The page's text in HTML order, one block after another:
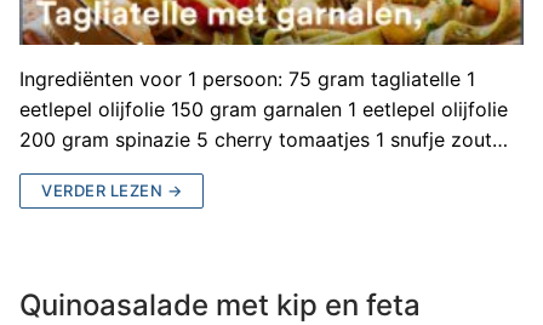
Ingrediënten voor 1 persoon: 75 gram tagliatelle 1
eetlepel olijfolie 150 gram garnalen 1 eetlepel olijfolie
200 gram spinazie 5 cherry tomaatjes 1 snufje zout…
VERDER LEZEN →
Quinoasalade met kip en feta